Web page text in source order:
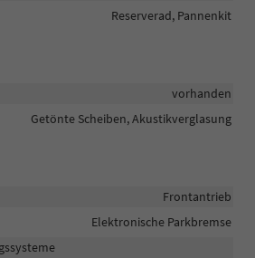
Reserverad, Pannenkit
vorhanden
Getönte Scheiben, Akustikverglasung
Frontantrieb
Elektronische Parkbremse